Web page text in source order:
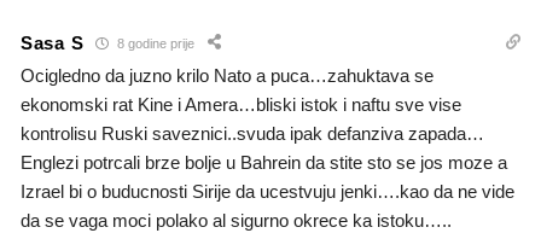
Sasa S 8 godine prije
Ocigledno da juzno krilo Nato a puca…zahuktava se
ekonomski rat Kine i Amera…bliski istok i naftu sve vise
kontrolisu Ruski saveznici..svuda ipak defanziva zapada…
Englezi potrcali brze bolje u Bahrein da stite sto se jos moze a
Izrael bi o buducnosti Sirije da ucestvuju jenki….kao da ne vide
da se vaga moci polako al sigurno okrece ka istoku…..